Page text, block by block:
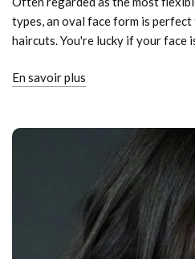
types, an oval face form is
haircuts. You're lucky if your face
En savoir plus